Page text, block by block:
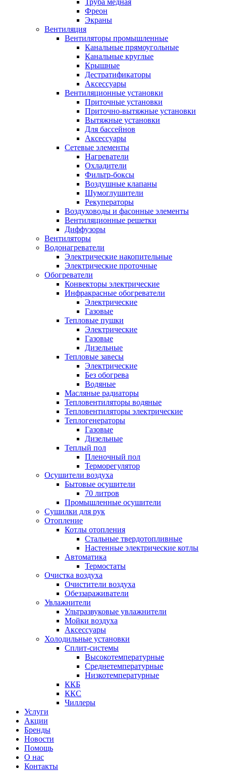
Труба медная
Фреон
Экраны
Вентиляция
Вентиляторы промышленные
Канальные прямоугольные
Канальные круглые
Крышные
Дестратификаторы
Аксессуары
Вентиляционные установки
Приточные установки
Приточно-вытяжные установки
Вытяжные установки
Для бассейнов
Аксессуары
Сетевые элементы
Нагреватели
Охладители
Фильтр-боксы
Воздушные клапаны
Шумоглушители
Рекуператоры
Воздуховоды и фасонные элементы
Вентиляционные решетки
Диффузоры
Вентиляторы
Водонагреватели
Электрические накопительные
Электрические проточные
Обогреватели
Конвекторы электрические
Инфракрасные обогреватели
Электрические
Газовые
Тепловые пушки
Электрические
Газовые
Дизельные
Тепловые завесы
Электрические
Без обогрева
Водяные
Масляные радиаторы
Тепловентиляторы водяные
Тепловентиляторы электрические
Теплогенераторы
Газовые
Дизельные
Теплый пол
Пленочный пол
Терморегулятор
Осушители воздуха
Бытовые осушители
70 литров
Промышленные осушители
Сушилки для рук
Отопление
Котлы отопления
Стальные твердотопливные
Настенные электрические котлы
Автоматика
Термостаты
Очистка воздуха
Очистители воздуха
Обеззараживатели
Увлажнители
Ультразвуковые увлажнители
Мойки воздуха
Аксессуары
Холодильные установки
Сплит-системы
Высокотемпературные
Среднетемпературные
Низкотемпературные
ККБ
ККС
Чиллеры
Услуги
Акции
Бренды
Новости
Помощь
О нас
Контакты